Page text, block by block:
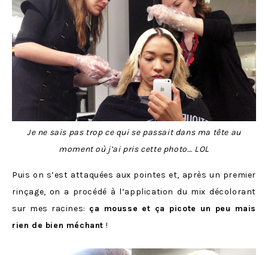
Je ne sais pas trop ce qui se passait dans ma tête au
moment où j’ai pris cette photo… LOL
Puis on s’est attaquées aux pointes et, après un premier
rinçage, on a procédé à l’application du mix décolorant
sur mes racines: ça mousse et ça picote un peu mais
rien de bien méchant !